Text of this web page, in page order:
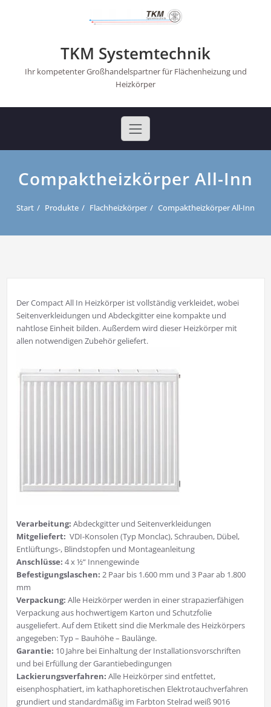
TKM Systemtechnik
Ihr kompetenter Großhandelspartner für Flächenheizung und
Heizkörper
Compaktheizkörper All-Inn
Start Produkte Flachheizkörper Compaktheizkörper All-Inn
Der Compact All In Heizkörper ist vollständig verkleidet, wobei
Seitenverkleidungen und Abdeckgitter eine kompakte und
nahtlose Einheit bilden. Außerdem wird dieser Heizkörper mit
allen notwendigen Zubehör geliefert.
Verarbeitung: Abdeckgitter und Seitenverkleidungen
Mitgeliefert: VDI-Konsolen (Typ Monclac), Schrauben, Dübel,
Entlüftungs-, Blindstopfen und Montageanleitung
Anschlüsse: 4 x ½“ Innengewinde
Befestigungslaschen: 2 Paar bis 1.600 mm und 3 Paar ab 1.800
mm
Verpackung: Alle Heizkörper werden in einer strapazierfähigen
Verpackung aus hochwertigem Karton und Schutzfolie
ausgeliefert. Auf dem Etikett sind die Merkmale des Heizkörpers
angegeben: Typ – Bauhöhe – Baulänge.
Garantie: 10 Jahre bei Einhaltung der Installationsvorschriften
und bei Erfüllung der Garantiebedingungen
Lackierungsverfahren: Alle Heizkörper sind entfettet,
eisenphosphatiert, im kathaphoretischen Elektrotauchverfahren
grundiert und standardmäßig im Farbton Stelrad weiß 9016